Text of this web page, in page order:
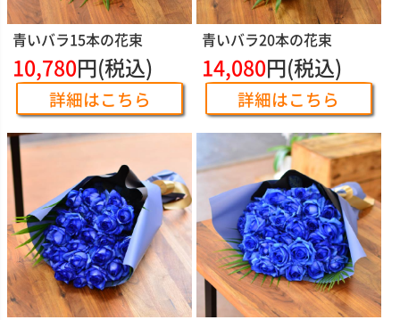
青いバラ15本の花束
10,780円(税込)
詳細はこちら
青いバラ20本の花束
14,080円(税込)
詳細はこちら